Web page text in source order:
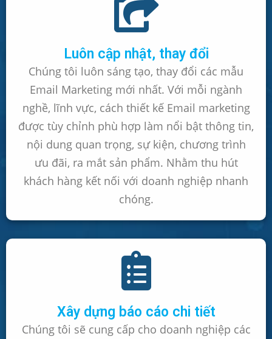
Luôn cập nhật, thay đổi
Chúng tôi luôn sáng tạo, thay đổi các mẫu
Email Marketing mới nhất. Với mỗi ngành
nghề, lĩnh vực, cách thiết kế Email marketing
được tùy chỉnh phù hợp làm nổi bật thông tin,
nội dung quan trọng, sự kiện, chương trình
ưu đãi, ra mắt sản phẩm. Nhằm thu hút
khách hàng kết nối với doanh nghiệp nhanh
chóng.
Xây dựng báo cáo chi tiết
Chúng tôi sẽ cung cấp cho doanh nghiệp các